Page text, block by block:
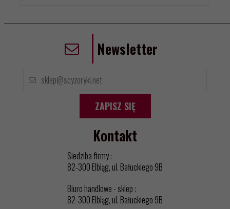
Newsletter
ZAPISZ SIĘ
Kontakt
Siedziba firmy :
82-300 Elbląg, ul. Bałuckiego 9B
Biuro handlowe - sklep :
82-300 Elbląg, ul. Bałuckiego 9B